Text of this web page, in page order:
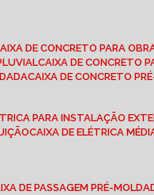
CAIXA DE CONCRETO PARA
CAIXA DE CONCRETO
CAIXA DE CONCRETO
PARA INSTALAÇÃO
CAIXA DE ELÉTRICA
DE PASSAGEM PRÉ-